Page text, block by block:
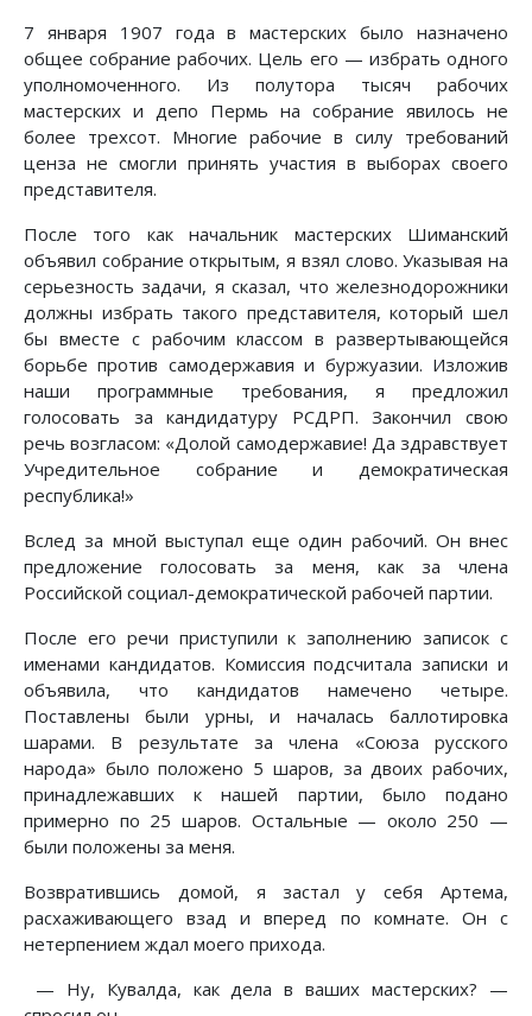
7 января 1907 года в мастерских было назначено
общее собрание рабочих. Цель его — избрать одного
уполномоченного. Из полутора тысяч рабочих
мастерских и депо Пермь на собрание явилось не
более трехсот. Многие рабочие в силу требований
ценза не смогли принять участия в выборах своего
представителя.
После того как начальник мастерских Шиманский
объявил собрание открытым, я взял слово. Указывая на
серьезность задачи, я сказал, что железнодорожники
должны избрать такого представителя, который шел
бы вместе с рабочим классом в развертывающейся
борьбе против самодержавия и буржуазии. Изложив
наши программные требования, я предложил
голосовать за кандидатуру РСДРП. Закончил свою
речь возгласом: «Долой самодержавие! Да здравствует
Учредительное собрание и демократическая
республика!»
Вслед за мной выступал еще один рабочий. Он внес
предложение голосовать за меня, как за члена
Российской социал-демократической рабочей партии.
После его речи приступили к заполнению записок с
именами кандидатов. Комиссия подсчитала записки и
объявила, что кандидатов намечено четыре.
Поставлены были урны, и началась баллотировка
шарами. В результате за члена «Союза русского
народа» было положено 5 шаров, за двоих рабочих,
принадлежавших к нашей партии, было подано
примерно по 25 шаров. Остальные — около 250 —
были положены за меня.
Возвратившись домой, я застал у себя Артема,
расхаживающего взад и вперед по комнате. Он с
нетерпением ждал моего прихода.
— Ну, Кувалда, как дела в ваших мастерских? —